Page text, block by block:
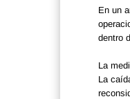
En un
dentro
La
La